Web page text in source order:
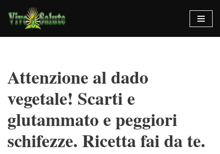
Vai
al
Attenzione al dado
vegetale! Scarti e
glutammato e peggiori
schifezze. Ricetta fai da te.